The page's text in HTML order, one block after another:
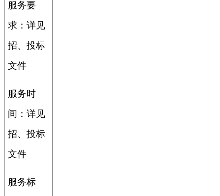
服务要
求：详见
招、投标
文件
服务时
间：详见
招、投标
文件
服务标